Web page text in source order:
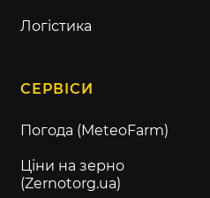
Логістика
СЕРВІСИ
Погода (MeteoFarm)
Ціни на зерно
(Zernotorg.ua)